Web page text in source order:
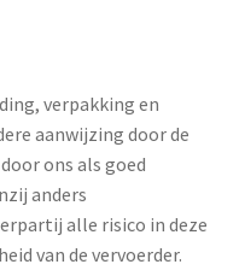
verpakking en
aanwijzing door de
ons als goed
anders
alle risico in deze
van de vervoerder.